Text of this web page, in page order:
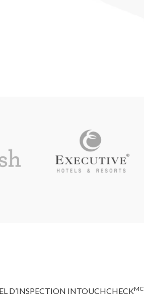
D’INSPECTION INTOUCHCHECKMC